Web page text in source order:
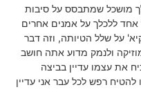
מושכל שמתבסס על סיבות
אחד ללכלך על אמנים אחרים
על שלל הטיותה, וזה דבר
ולנמק מדוע אתה חושב
את עצמו עדיין בביצה
להטיח רפש לכל עבר אני עדיין